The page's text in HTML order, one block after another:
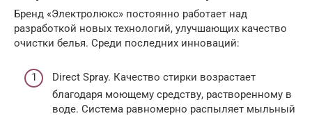
Бренд «Электролюкс» постоянно работает над
разработкой новых технологий, улучшающих качество
очистки белья. Среди последних инноваций:
Direct Spray. Качество стирки возрастает
благодаря моющему средству, растворенному в
воде. Система равномерно распыляет мыльный